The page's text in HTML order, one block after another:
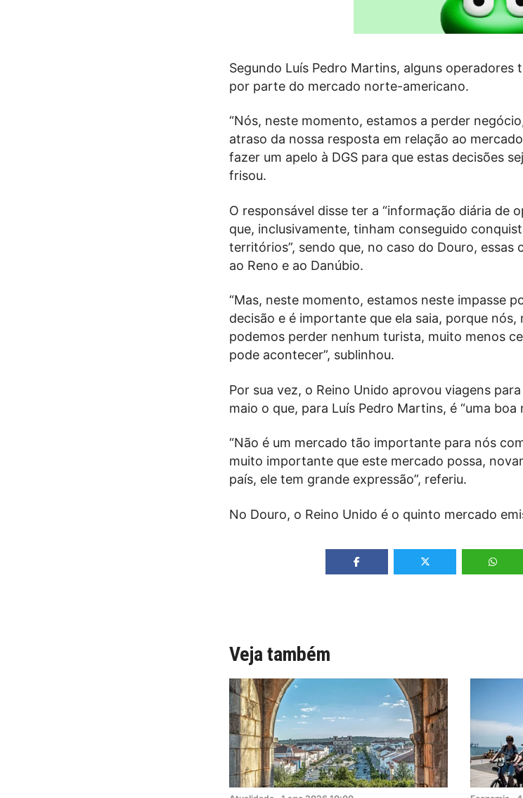
Segundo Luís Pedro Martins, alguns
por parte do mercado norte-americano.
“Nós, neste momento, estamos a perder
atraso da nossa resposta em relação ao
fazer um apelo à DGS para que estas decisões
frisou.
O responsável disse ter a “informação diária de
que, inclusivamente, tinham conseguido
territórios”, sendo que, no caso do Douro, essas
ao Reno e ao Danúbio.
“Mas, neste momento, estamos neste impasse
decisão e é importante que ela saia, porque
podemos perder nenhum turista, muito menos
pode acontecer”, sublinhou.
Por sua vez, o Reino Unido aprovou viagens
maio o que, para Luís Pedro Martins, é “uma boa
“Não é um mercado tão importante para nós
muito importante que este mercado possa,
país, ele tem grande expressão”, referiu.
No Douro, o Reino Unido é o quinto mercado
Veja também